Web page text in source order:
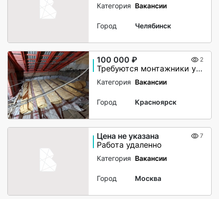
Категория Вакансии
Город Челябинск
100 000 ₽ 2
Требуются монтажники утепления чердачного помещения
Категория Вакансии
Город Красноярск
Цена не указана 7
Работа удаленно
Категория Вакансии
Город Москва